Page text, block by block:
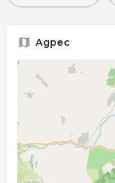
Адрес